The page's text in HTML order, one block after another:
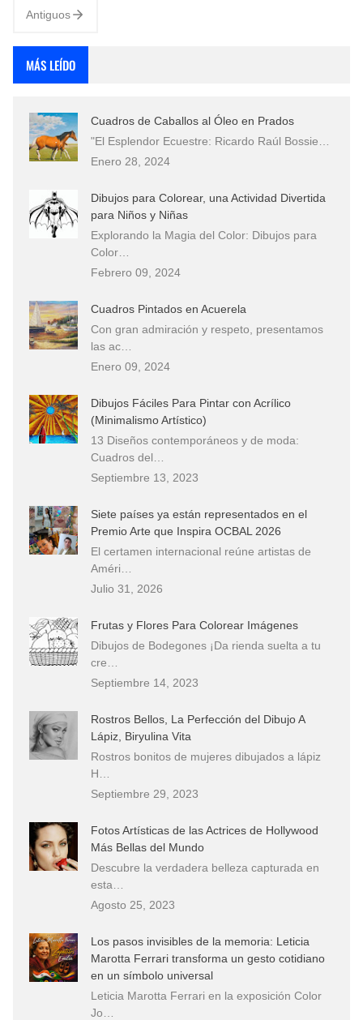
Antiguos
MÁS LEÍDO
Cuadros de Caballos al Óleo en Prados
"El Esplendor Ecuestre: Ricardo Raúl Bossie…
Enero 28, 2024
Dibujos para Colorear, una Actividad Divertida
para Niños y Niñas
Explorando la Magia del Color: Dibujos para
Color…
Febrero 09, 2024
Cuadros Pintados en Acuerela
Con gran admiración y respeto, presentamos
las ac…
Enero 09, 2024
Dibujos Fáciles Para Pintar con Acrílico
(Minimalismo Artístico)
13 Diseños contemporáneos y de moda:
Cuadros del…
Septiembre 13, 2023
Siete países ya están representados en el
Premio Arte que Inspira OCBAL 2026
El certamen internacional reúne artistas de
Améri…
Julio 31, 2026
Frutas y Flores Para Colorear Imágenes
Dibujos de Bodegones ¡Da rienda suelta a tu
cre…
Septiembre 14, 2023
Rostros Bellos, La Perfección del Dibujo A
Lápiz, Biryulina Vita
Rostros bonitos de mujeres dibujados a lápiz
H…
Septiembre 29, 2023
Fotos Artísticas de las Actrices de Hollywood
Más Bellas del Mundo
Descubre la verdadera belleza capturada en
esta…
Agosto 25, 2023
Los pasos invisibles de la memoria: Leticia
Marotta Ferrari transforma un gesto cotidiano
en un símbolo universal
Leticia Marotta Ferrari en la exposición Color
Jo…